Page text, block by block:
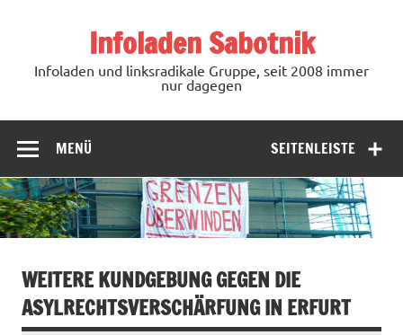
Infoladen Sabotnik
Infoladen und linksradikale Gruppe, seit 2008 immer
nur dagegen
SEITENLEISTE
MENÜ
WEITERE KUNDGEBUNG GEGEN DIE
ASYLRECHTSVERSCHÄRFUNG IN ERFURT